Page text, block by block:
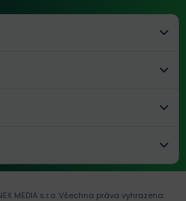
MEDIA s.r.o.Všechna práva vyhrazena.